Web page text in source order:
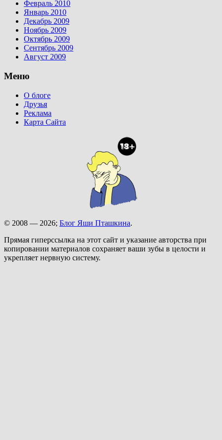
Февраль 2010
Январь 2010
Декабрь 2009
Ноябрь 2009
Октябрь 2009
Сентябрь 2009
Август 2009
Меню
О блоге
Друзья
Реклама
Карта Сайта
© 2008 — 2026; Блог Яши Пташкина.
Прямая гиперссылка на этот сайт и указание авторства при
копировании материалов сохраняет ваши зубы в целости и
укрепляет нервную систему.